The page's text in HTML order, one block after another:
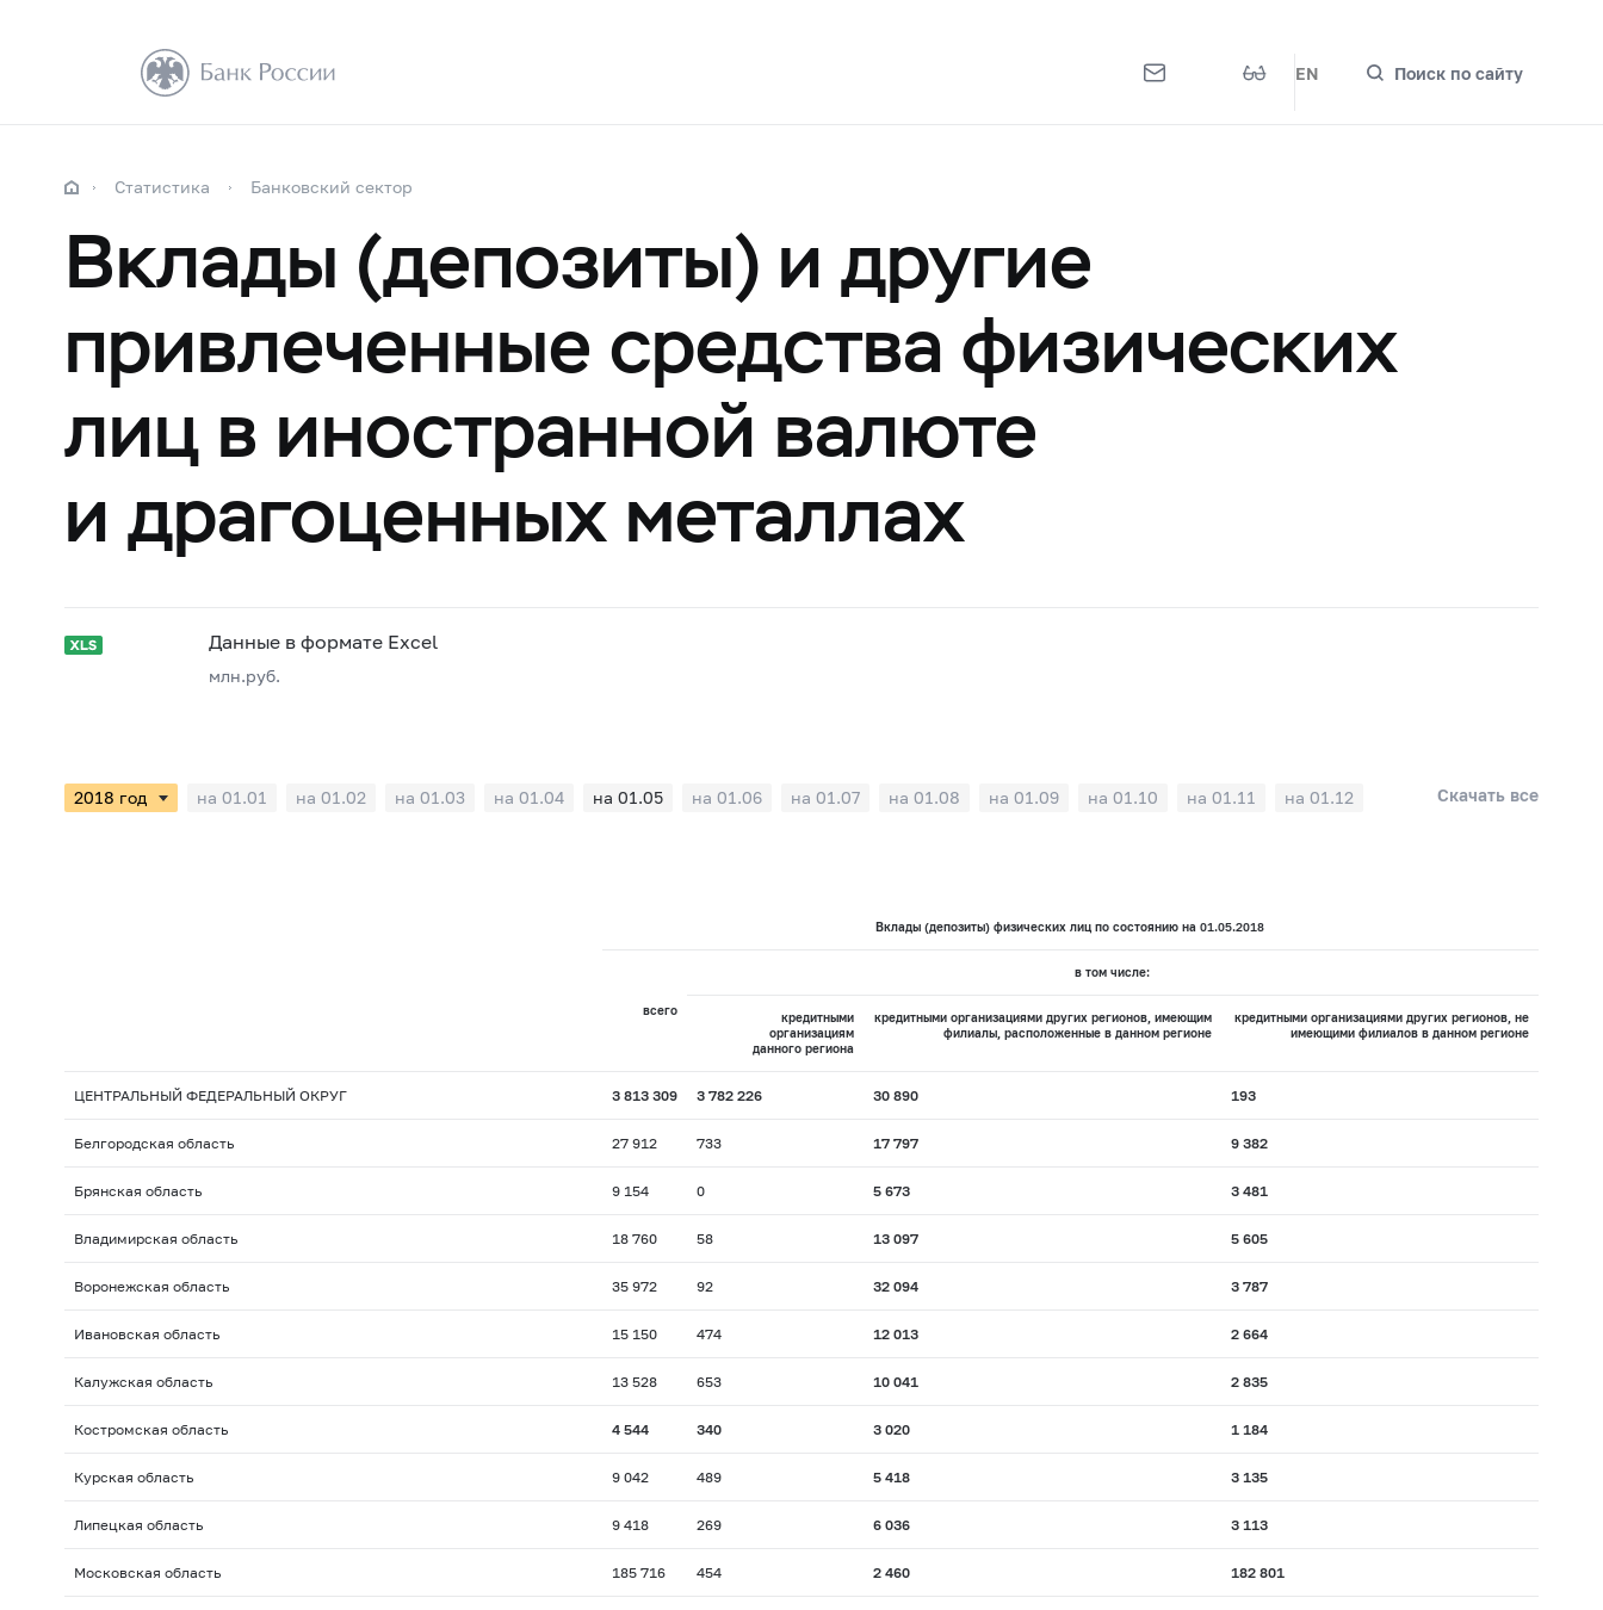
EN Поиск по сайту
Статистика Банковский сектор
Вклады (депозиты) и другие
привлеченные средства физических
лиц в иностранной валюте
и драгоценных металлах
Данные в формате Excel
млн.руб.
на 01.01 на 01.02 на 01.03 на 01.04 на 01.05 на 01.06 на 01.07 на 01.08 на 01.09 на 01.10 на 01.11 на 01.12 Скачать все
Вклады (депозиты) физических лиц по состоянию на 01.05.2018
всего
в том числе:
кредитными
организациям
данного региона
кредитными организациями других регионов, имеющим
филиалы, расположенные в данном регионе
кредитными организациями других регионов, не
имеющими филиалов в данном регионе
ЦЕНТРАЛЬНЫЙ ФЕДЕРАЛЬНЫЙ ОКРУГ 3 813 309 3 782 226 30 890 193
Белгородская область 27 912 733 17 797 9 382
Брянская область 9 154 0 5 673 3 481
Владимирская область 18 760 58 13 097 5 605
Воронежская область 35 972 92 32 094 3 787
Ивановская область 15 150 474 12 013 2 664
Калужская область 13 528 653 10 041 2 835
Костромская область 4 544 340 3 020 1 184
Курская область 9 042 489 5 418 3 135
Липецкая область 9 418 269 6 036 3 113
Московская область 185 716 454 2 460 182 801